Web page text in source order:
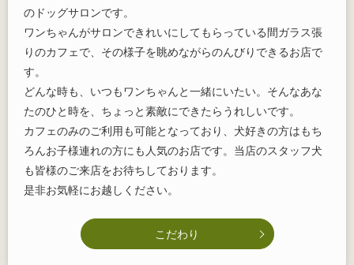
のドッグサロンです。
ワンちゃんがサロンできれいにしてもらっている間ガラス張
りのカフェで、その様子を眺めながらのんびりできるお店で
す。
どんな時も、いつもワンちゃんと一緒にいたい。そんなあな
たのひと時を、ちょっと素敵にできたらうれしいです。
カフェのみのご利用も可能となっており、犬好きの方はもち
ろんお子様連れの方にも人気のお店です。当店のスタッフ犬
も皆様のご来店をお待ちしております。
是非お気軽にお越しください。
こだわり